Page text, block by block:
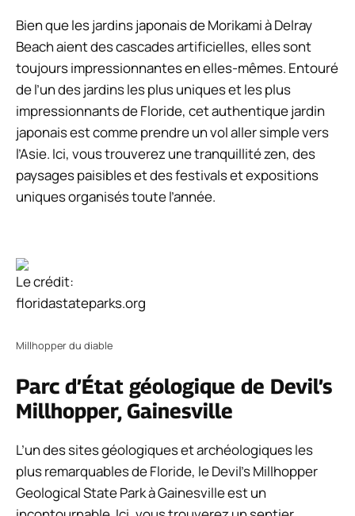
Bien que les jardins japonais de Morikami à Delray
Beach aient des cascades artificielles, elles sont
toujours impressionnantes en elles-mêmes. Entouré
de l’un des jardins les plus uniques et les plus
impressionnants de Floride, cet authentique jardin
japonais est comme prendre un vol aller simple vers
l’Asie. Ici, vous trouverez une tranquillité zen, des
paysages paisibles et des festivals et expositions
uniques organisés toute l’année.
Le crédit:
floridastateparks.org
Millhopper du diable
Parc d’État géologique de Devil’s
Millhopper, Gainesville
L’un des sites géologiques et archéologiques les
plus remarquables de Floride, le Devil’s Millhopper
Geological State Park à Gainesville est un